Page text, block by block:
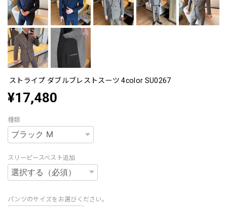
ストライプ ダブルブレストスーツ 4color SU0267
¥17,480
種類
スリーピースベスト追加
パンツのサイズをお選びください。